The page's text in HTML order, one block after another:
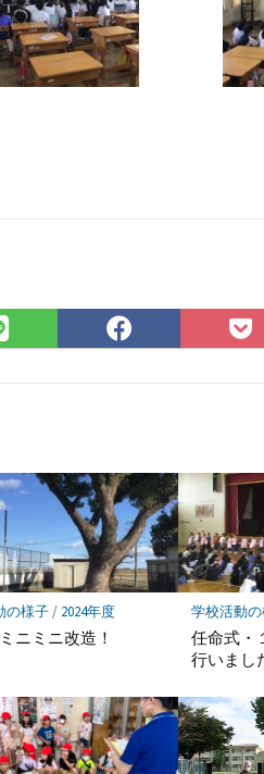
LINE
で
で
の様子/ 2024年度
ニミニ改造！
学校活動
任命式・
行いまし